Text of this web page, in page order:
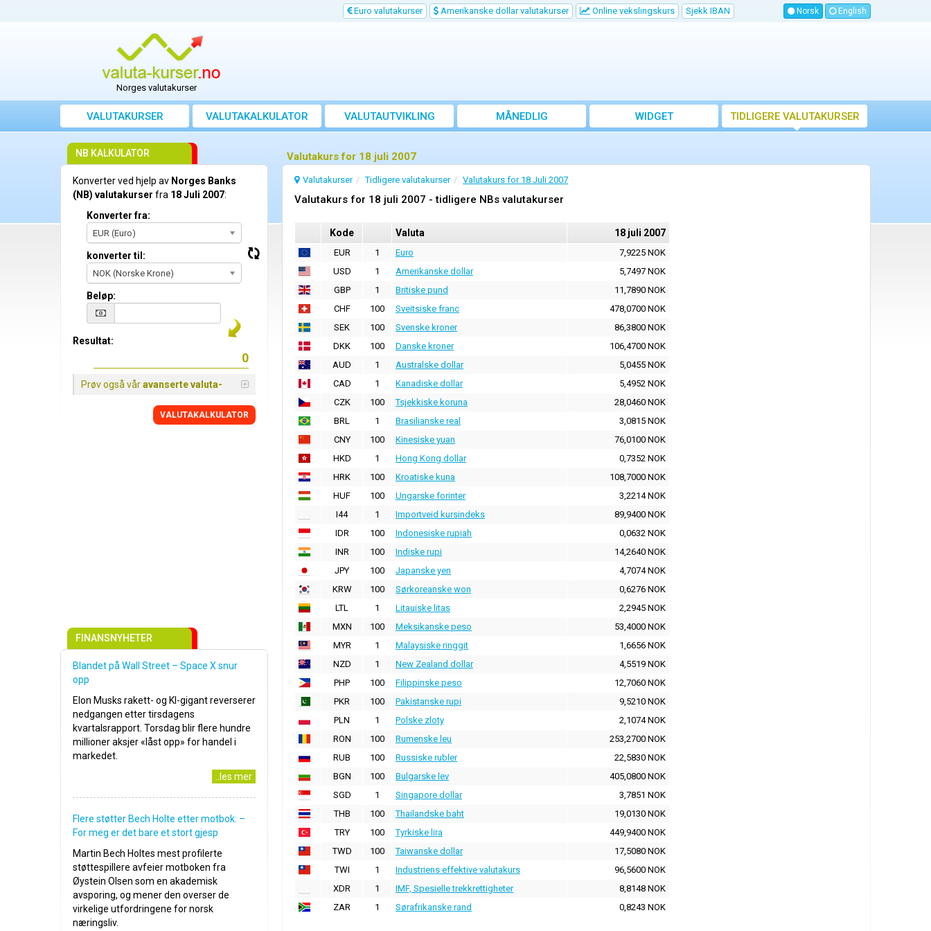
Euro valutakurser Amerikanske dollar valutakurser Online vekslingskurs Sjekk IBAN Norsk English
Norges valutakurser
VALUTAKURSER VALUTAKALKULATOR VALUTAUTVIKLING
MÅNEDLIG
GJENNOMSNITTSKURS
WIDGET TIDLIGERE VALUTAKURSER
Valutakurs for 18 juli 2007
Valutakurser Tidligere valutakurser Valutakurs for 18 Juli 2007
Valutakurs for 18 juli 2007 - tidligere NBs valutakurser
Kode Valuta 18 juli 2007
EUR 1 Euro
7,9225 NOK
USD
1 Amerikanske dollar
5,7497 NOK
GBP
1 Britiske pund
11,7890 NOK
CHF
100 Sveitsiske franc
478,0700 NOK
SEK
100 Svenske kroner
86,3800 NOK
DKK
100 Danske kroner
106,4700 NOK
AUD
1 Australske dollar
5,0455 NOK
CAD
1 Kanadiske dollar
5,4952 NOK
CZK
100 Tsjekkiske koruna
28,0460 NOK
BRL
1 Brasilianske real
3,0815 NOK
CNY
100 Kinesiske yuan
76,0100 NOK
HKD
1 Hong Kong dollar
0,7352 NOK
HRK
100 Kroatiske kuna
108,7000 NOK
HUF
100 Ungarske forinter
3,2214 NOK
I44
1 Importveid kursindeks
89,9400 NOK
IDR
100 Indonesiske rupiah
0,0632 NOK
INR
100 Indiske rupi
14,2640 NOK
JPY
100 Japanske yen
4,7074 NOK
KRW
100 Sørkoreanske won
0,6276 NOK
LTL
1 Litauiske litas
2,2945 NOK
MXN
100 Meksikanske peso
53,4000 NOK
MYR
1 Malaysiske ringgit
1,6656 NOK
NZD
1 New Zealand dollar
4,5519 NOK
PHP
100 Filippinske peso
12,7060 NOK
PKR
100 Pakistanske rupi
9,5210 NOK
PLN
1 Polske zloty
2,1074 NOK
RON
100 Rumenske leu
253,2700 NOK
RUB
100 Russiske rubler
22,5830 NOK
BGN
100 Bulgarske lev
405,0800 NOK
SGD
1 Singapore dollar
3,7851 NOK
THB
100 Thailandske baht
19,0130 NOK
TRY
100 Tyrkiske lira
449,9400 NOK
TWD
100 Taiwanske dollar
17,5080 NOK
TWI
1 Industriens effektive valutakurs
96,5600 NOK
XDR
1 IMF, Spesielle trekkrettigheter
8,8148 NOK
ZAR
1 Sørafrikanske rand 0,8243 NOK
NB KALKULATOR
Konverter ved hjelp av Norges Banks
(NB) valutakurser fra 18 Juli 2007:
Konverter fra:
EUR (Euro)
konverter til:
NOK (Norske Krone)
Beløp:
Resultat:
Prøv også våravanserte valuta-
VALUTAKALKULATOR
FINANSNYHETER
Blandet på Wall Street – Space X snur
opp
Elon Musks rakett- og KI-gigant reverserer
nedgangen etter tirsdagens
kvartalsrapport. Torsdag blir flere hundre
millioner aksjer «låst opp» for handel i
markedet.
..les mer
Flere støtter Bech Holte etter motbok: –
For meg er det bare et stort gjesp
Martin Bech Holtes mest profilerte
støttespillere avfeier motboken fra
Øystein Olsen som en akademisk
avsporing, og mener den overser de
virkelige utfordringene for norsk
næringsliv.